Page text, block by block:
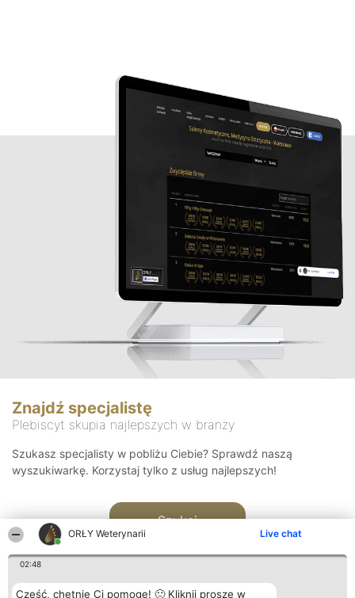
ORŁY Weterynarii Live chat
02:48
Cześć, chętnie Ci pomogę! 🙂 Kliknij proszę w
Znajdź specjalistę
Plebiscyt skupia najlepszych w branży
Szukasz specjalisty w pobliżu Ciebie? Sprawdź naszą
wyszukiwarkę. Korzystaj tylko z usług najlepszych!
Szukaj